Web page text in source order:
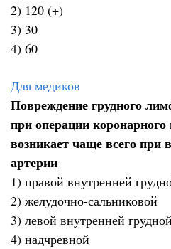
2) 120 (+)
3) 30
4) 60
Для медиков
Повреждение грудного
при операции
возникает чаще всего при
артерии
1) правой внутренней
2) желудочно-сальниковой
3) левой внутренней
4) надчревной